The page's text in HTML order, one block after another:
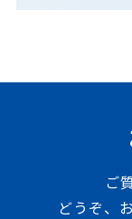
ご
どうぞ、